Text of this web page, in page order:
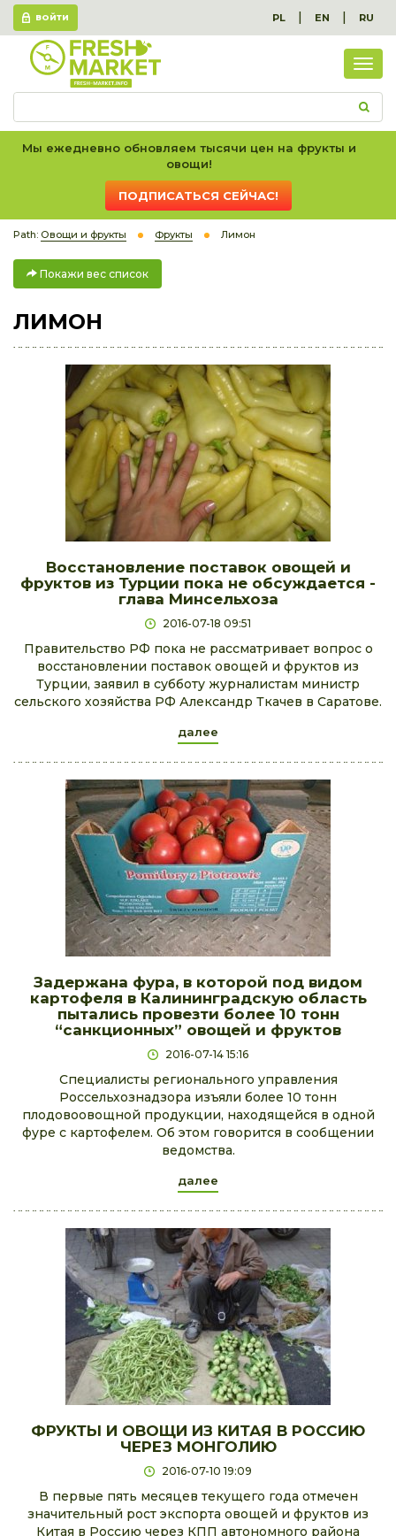
ВОЙТИ PL | EN | RU
вес
Мы ежедневно обновляем тысячи цен на фрукты и
овощи!
ПОДПИСАТЬСЯ СЕЙЧАС!
Path: Овощи и фрукты Фрукты Лимон
Покажи вес список
ЛИМОН
Восстановление поставок овощей и
фруктов из Турции пока не обсуждается -
глава Минсельхоза
2016-07-18 09:51
Правительство РФ пока не рассматривает вопрос о
восстановлении поставок овощей и фруктов из
Турции, заявил в субботу журналистам министр
сельского хозяйства РФ Александр Ткачев в Саратове.
далее
Задержана фура, в которой под видом
картофеля в Калининградскую область
пытались провезти более 10 тонн
“санкционных” овощей и фруктов
2016-07-14 15:16
Специалисты регионального управления
Россельхознадзора изъяли более 10 тонн
плодовоовощной продукции, находящейся в одной
фуре с картофелем. Об этом говорится в сообщении
ведомства.
далее
ФРУКТЫ И ОВОЩИ ИЗ КИТАЯ В РОССИЮ
ЧЕРЕЗ МОНГОЛИЮ
2016-07-10 19:09
В первые пять месяцев текущего года отмечен
значительный рост экспорта овощей и фруктов из
Китая в Россию через КПП автономного района